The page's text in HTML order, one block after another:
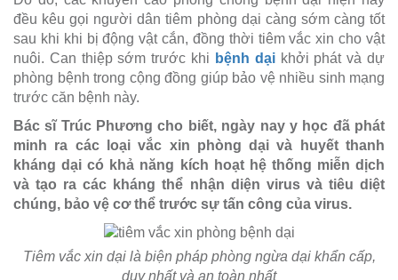
đều kêu gọi người dân tiêm phòng dại càng sớm càng tốt
sau khi khi bị động vật cắn, đồng thời tiêm vắc xin cho vật
nuôi. Can thiệp sớm trước khi bệnh dạikhởi phát và dự
phòng bệnh trong cộng đồng giúp bảo vệ nhiều sinh mạng
trước căn bệnh này.
Bác sĩ Trúc Phương cho biết, ngày nay y học đã phát
minh ra các loại vắc xin phòng dại và huyết thanh
kháng dại có khả năng kích hoạt hệ thống miễn dịch
và tạo ra các kháng thể nhận diện virus và tiêu diệt
chúng, bảo vệ cơ thể trước sự tấn công của virus.
Tiêm vắc xin dại là biện pháp phòng ngừa dại khẩn cấp,
duy nhất và an toàn nhất